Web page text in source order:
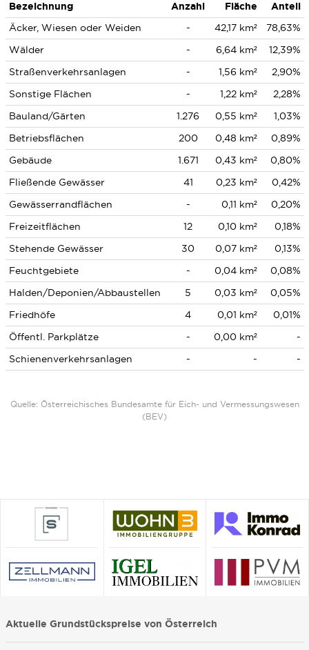
Bezeichnung Anzahl Fläche
Anteil
Äcker, Wiesen oder Weiden
- 42,17 km²
78,63%
Wälder
- 6,64 km²
12,39%
Straßenverkehrsanlagen
- 1,56 km²
2,90%
Sonstige Flächen
- 1,22 km²
2,28%
Bauland/Gärten
1.276 0,55 km²
1,03%
Betriebsflächen
200 0,48 km²
0,89%
Gebäude
1.671 0,43 km²
0,80%
Fließende Gewässer
41 0,23 km²
0,42%
Gewässerrandflächen
- 0,11 km²
0,20%
Freizeitflächen
12 0,10 km²
0,18%
Stehende Gewässer
30 0,07 km²
0,13%
Feuchtgebiete
- 0,04 km²
0,08%
Halden/Deponien/Abbaustellen
5 0,03 km²
0,05%
Friedhöfe
4 0,01 km²
0,01%
Öffentl. Parkplätze
- 0,00 km²
-
Schienenverkehrsanlagen
- - -
Quelle: Österreichisches Bundesamte für Eich- und Vermessungswesen
(BEV)
Aktuelle Grundstückspreise von Österreich